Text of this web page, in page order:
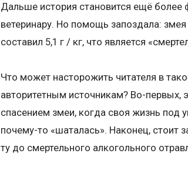
Дальше история становится ещё более
ветеринару. Но помощь запоздала:
составил 5,1 г / кг, что является
Что может насторожить читателя в
авторитетным источникам? Во-первых,
спасением змеи, когда своя жизнь под
почему-то «шаталась». Наконец, стоит
ту до смертельного алкогольного